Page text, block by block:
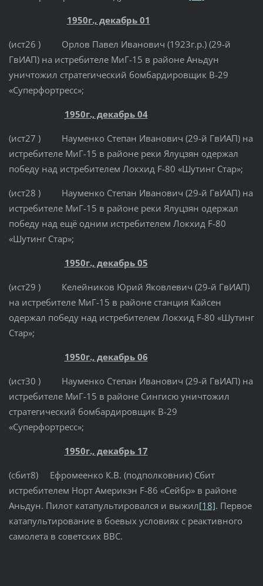
1950г., декабрь 01
(ист26 ) Орлов Павел Иванович (1923г.р.) (29-й
ГвИАП) на истребителе МиГ-15 в районе Аньдун
уничтожил стратегический бомбардировщик B-29
«Суперфортресс»;
1950г., декабрь 04
(ист27 ) Науменко Степан Иванович (29-й ГвИАП) на
истребителе МиГ-15 в районе реки Ялуцзян одержал
победу над истребителем Локхид F-80 «Шутинг Стар»;
(ист28 ) Науменко Степан Иванович (29-й ГвИАП) на
истребителе МиГ-15 в районе реки Ялуцзян одержал
победу над ещё одним истребителем Локхид F-80
«Шутинг Стар»;
1950г., декабрь 05
(ист29 ) Келейников Юрий Яковлевич (29-й ГвИАП)
на истребителе МиГ-15 в районе станция Кайсен
одержал победу над истребителем Локхид F-80 «Шутинг
Стар»;
1950г., декабрь 06
(ист30 ) Науменко Степан Иванович (29-й ГвИАП) на
истребителе МиГ-15 в районе Сингисю уничтожил
стратегический бомбардировщик B-29
«Суперфортресс»;
1950г., декабрь 17
(сбит8) Ефромеенко К.В. (подполковник) Сбит
истребителем Норт Америкэн F-86 «Сейбр» в районе
Аньдун. Пилот катапультировался и выжил[18]. Первое
катапультирование в боевых условиях с реактивного
самолета в советских ВВС.